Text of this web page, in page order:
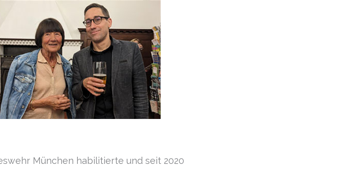
München habilitierte und seit 2020